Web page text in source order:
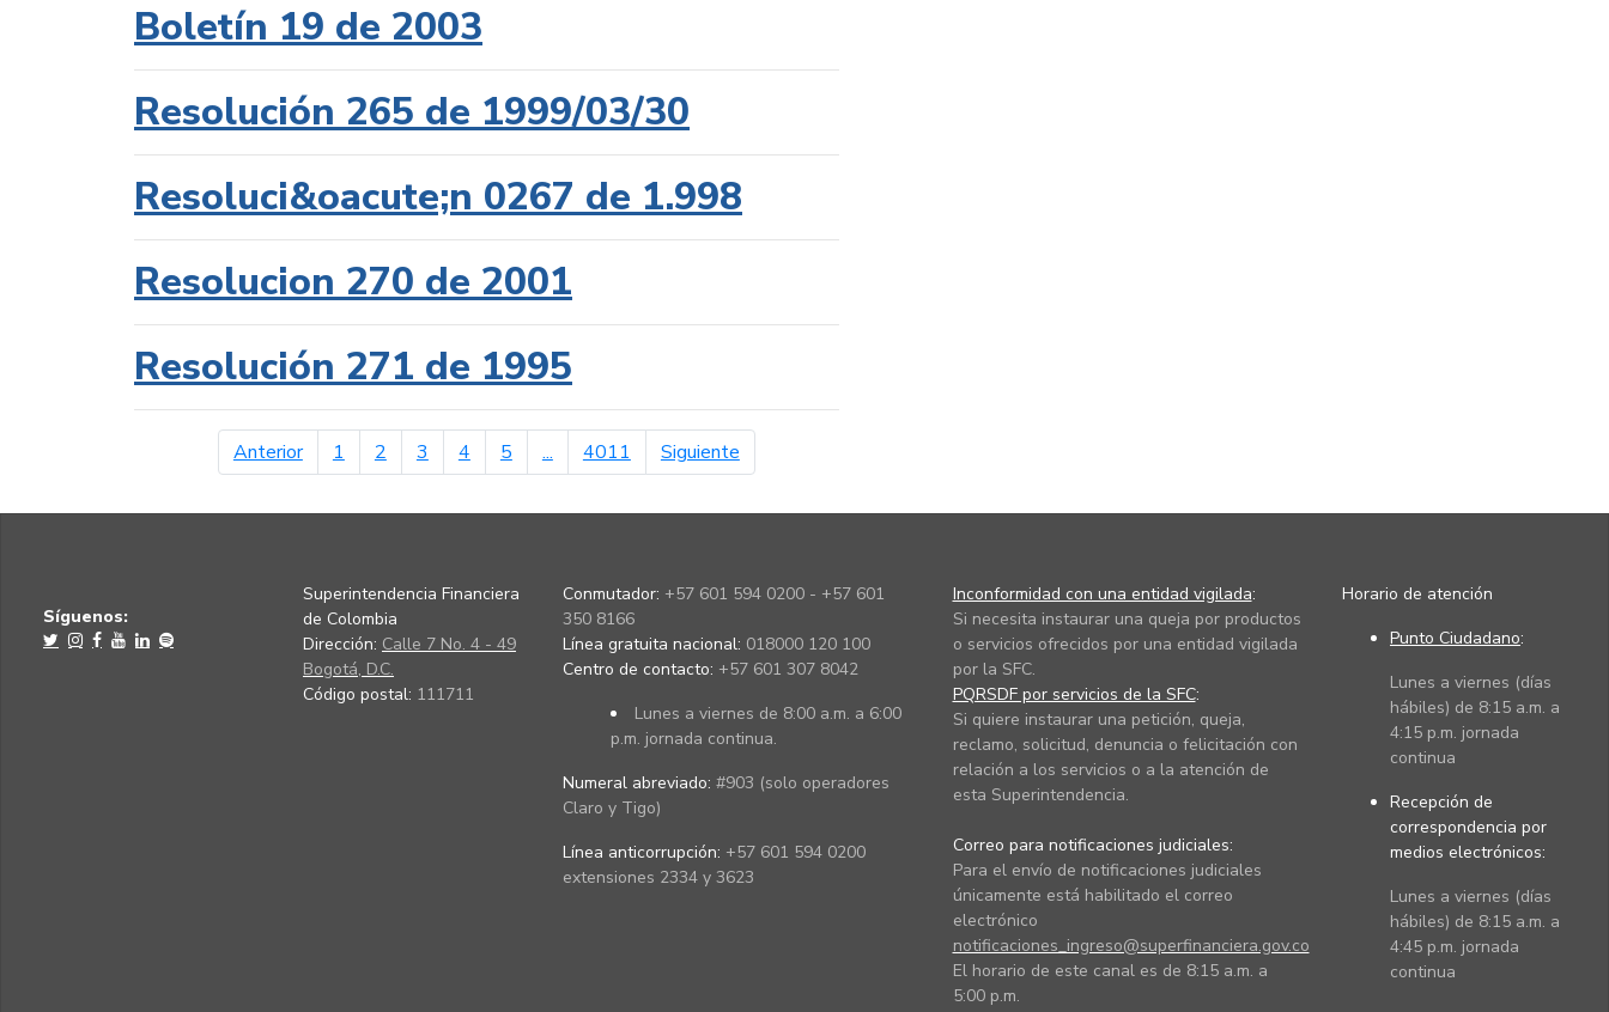
Boletín 19 de 2003
Resolución 265 de 1999/03/30
Resoluci&oacute;n 0267 de 1.998
Resolucion 270 de 2001
Resolución 271 de 1995
Anteriorpágina anterior
1 2 3 4 5 ... 4011 Siguientepágina siguiente
Síguenos:
Superintendencia Financiera
de Colombia
Dirección: Calle 7 No. 4 - 49
Bogotá, D.C.
Código postal: 111711
Conmutador: +57 601 594 0200 - +57 601
350 8166
Línea gratuita nacional: 018000 120 100
Centro de contacto: +57 601 307 8042
Lunes a viernes de 8:00 a.m. a 6:00
p.m. jornada continua.
Numeral abreviado: #903 (solo operadores
Claro y Tigo)
Línea anticorrupción: +57 601 594 0200
extensiones 2334 y 3623
Inconformidad con una entidad vigilada:
Si necesita instaurar una queja por productos
o servicios ofrecidos por una entidad vigilada
por la SFC.
PQRSDF por servicios de la SFC:
Si quiere instaurar una petición, queja,
reclamo, solicitud, denuncia o felicitación con
relación a los servicios o a la atención de
esta Superintendencia.
Correo para notificaciones judiciales:
Para el envío de notificaciones judiciales
únicamente está habilitado el correo
electrónico
notificaciones_ingreso@superfinanciera.gov.co
El horario de este canal es de 8:15 a.m. a
5:00 p.m.
Horario de atención
Punto Ciudadano:
Lunes a viernes (días
hábiles) de 8:15 a.m. a
4:15 p.m. jornada
continua
Recepción de
correspondencia por
medios electrónicos:
Lunes a viernes (días
hábiles) de 8:15 a.m. a
4:45 p.m. jornada
continua